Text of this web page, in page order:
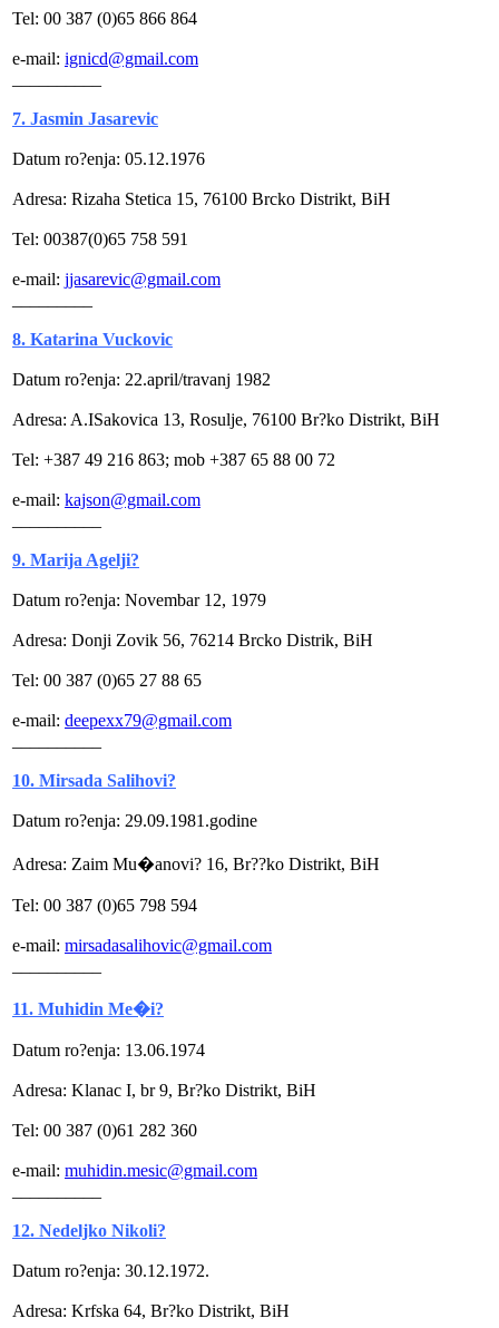
Tel: 00 387 (0)65 866 864
e-mail: ignicd@gmail.com
7. Jasmin Jasarevic
Datum ro?enja: 05.12.1976
Adresa: Rizaha Stetica 15, 76100 Brcko Distrikt, BiH
Tel: 00387(0)65 758 591
e-mail: jjasarevic@gmail.com
8. Katarina Vuckovic
Datum ro?enja: 22.april/travanj 1982
Adresa: A.ISakovica 13, Rosulje, 76100 Br?ko Distrikt, BiH
Tel: +387 49 216 863; mob +387 65 88 00 72
e-mail: kajson@gmail.com
9. Marija Agelji?
Datum ro?enja: Novembar 12, 1979
Adresa: Donji Zovik 56, 76214 Brcko Distrik, BiH
Tel: 00 387 (0)65 27 88 65
e-mail: deepexx79@gmail.com
10. Mirsada Salihovi?
Datum ro?enja: 29.09.1981.godine
Adresa: Zaim Mu�anovi? 16, Br??ko Distrikt, BiH
Tel: 00 387 (0)65 798 594
e-mail: mirsadasalihovic@gmail.com
11. Muhidin Me�i?
Datum ro?enja: 13.06.1974
Adresa: Klanac I, br 9, Br?ko Distrikt, BiH
Tel: 00 387 (0)61 282 360
e-mail: muhidin.mesic@gmail.com
12. Nedeljko Nikoli?
Datum ro?enja: 30.12.1972.
Adresa: Krfska 64, Br?ko Distrikt, BiH